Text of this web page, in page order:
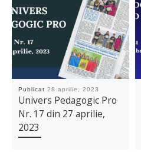
Publicat28 aprilie, 2023
Univers Pedagogic Pro
Nr. 17 din 27 aprilie,
2023